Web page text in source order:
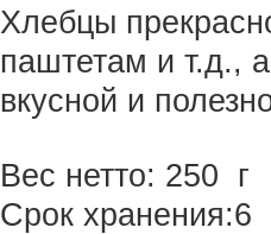
Хлебцы
паштетам и т.д.,
вкусной и
Вес нетто: 250 г
Срок хранения:6